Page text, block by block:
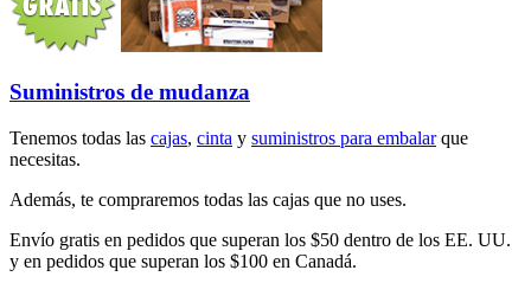
Suministros de mudanza
Tenemos todas las cajas, cinta y suministros para embalarque
necesitas.
Además, te compraremos todas las cajas que no uses.
Envío gratis en pedidos que superan los $50 dentro de los EE. UU.
y en pedidos que superan los $100 en Canadá.